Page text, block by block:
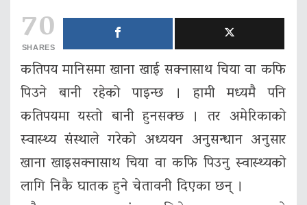
70
SHARES
कतिपय मानिसमा खाना खाई सक्नासाथ चिया वा कफि
पिउने बानी रहेको पाइन्छ । हामी मध्यमै पनि
कतिपयमा यस्तो बानी हुनसक्छ । तर अमेरिकाको
स्वास्थ्य संस्थाले गरेको अध्ययन अनुसन्धान अनुसार
खाना खाइसक्नासाथ चिया वा कफि पिउनु स्वास्थ्यको
लागि निकै घातक हुने चेतावनी दिएका छन् ।